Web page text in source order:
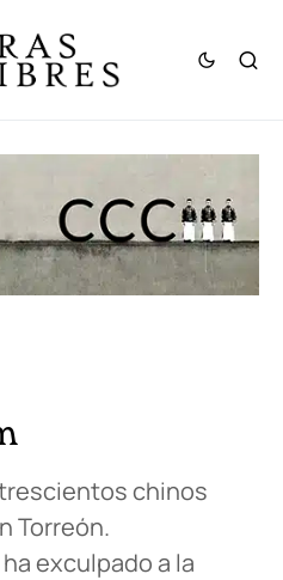
trescientos chinos
Torreón.
exculpado a la